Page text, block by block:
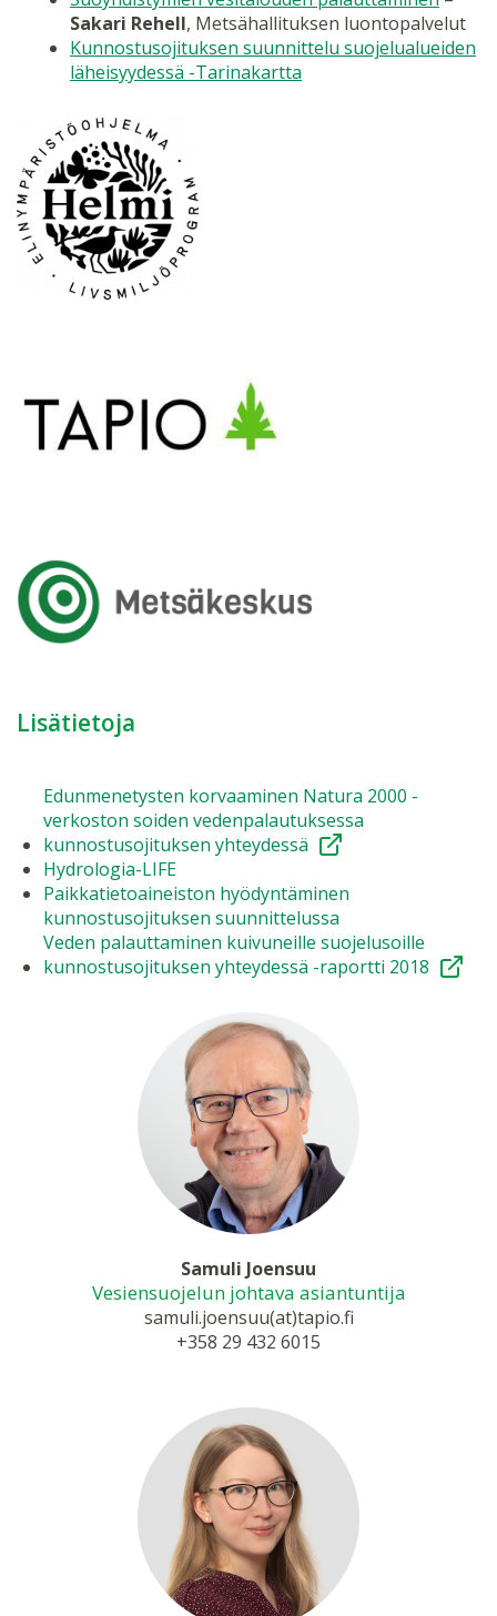
Sakari Rehell, Metsähallituksen luontopalvelut
Kunnostusojituksen suunnittelu suojelualueiden
läheisyydessä -Tarinakartta
Lisätietoja
Edunmenetysten korvaaminen Natura 2000 -
verkoston soiden vedenpalautuksessa
kunnostusojituksen yhteydessä
Hydrologia-LIFE
Paikkatietoaineiston hyödyntäminen
kunnostusojituksen suunnittelussa
Veden palauttaminen kuivuneille suojelusoille
kunnostusojituksen yhteydessä -raportti 2018
Samuli Joensuu
Vesiensuojelun johtava asiantuntija
samuli.joensuu(at)tapio.fi
+358 29 432 6015